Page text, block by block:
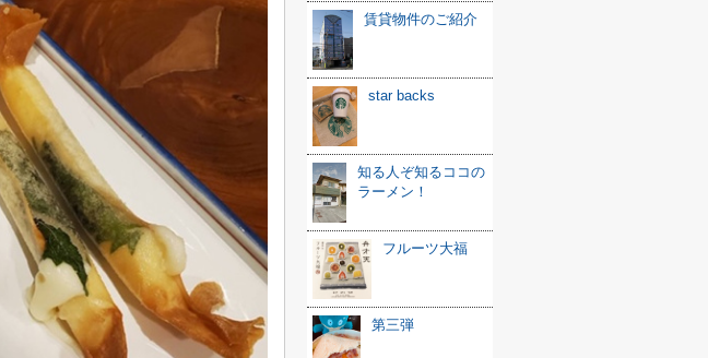
賃貸物件のご紹介
star backs
知る人ぞ知るココの
ラーメン！
フルーツ大福
第三弾